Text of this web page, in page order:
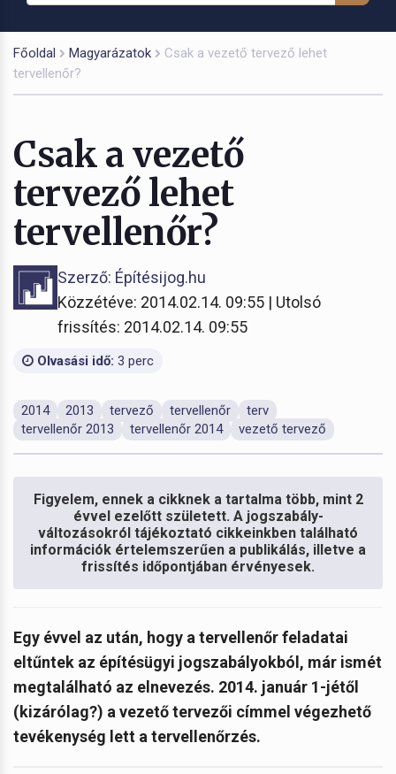
Főoldal Magyarázatok
Csak a vezető tervező lehet
tervellenőr?
Csak a vezető
tervező lehet
tervellenőr?
Szerző: Építésijog.hu
Közzétéve: 2014.02.14. 09:55 | Utolsó
frissítés: 2014.02.14. 09:55
Olvasási idő: 3 perc
2014 2013 tervező tervellenőr
terv
tervellenőr 2013
tervellenőr 2014 vezető tervező
Figyelem, ennek a cikknek a tartalma több, mint 2
évvel ezelőtt született. A jogszabály-
változásokról tájékoztató cikkeinkben található
információk értelemszerűen a publikálás, illetve a
frissítés időpontjában érvényesek.
Egy évvel az után, hogy a tervellenőr feladatai
eltűntek az építésügyi jogszabályokból, már ismét
megtalálható az elnevezés. 2014. január 1-jétől
(kizárólag?) a vezető tervezői címmel végezhető
tevékenység lett a tervellenőrzés.